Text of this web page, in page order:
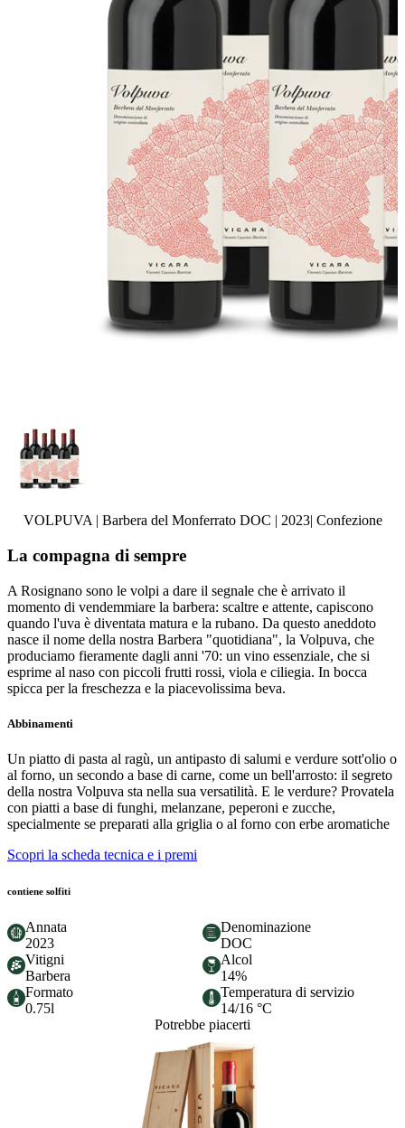
VOLPUVA | Barbera del Monferrato DOC | 2023| Confezione
La compagna di sempre
A Rosignano sono le volpi a dare il segnale che è arrivato il
momento di vendemmiare la barbera: scaltre e attente, capiscono
quando l'uva è diventata matura e la rubano. Da questo aneddoto
nasce il nome della nostra Barbera "quotidiana", la Volpuva, che
produciamo fieramente dagli anni '70: un vino essenziale, che si
esprime al naso con piccoli frutti rossi, viola e ciliegia. In bocca
spicca per la freschezza e la piacevolissima beva.
Abbinamenti
Un piatto di pasta al ragù, un antipasto di salumi e verdure sott'olio o
al forno, un secondo a base di carne, come un bell'arrosto: il segreto
della nostra Volpuva sta nella sua versatilità. E le verdure? Provatela
con piatti a base di funghi, melanzane, peperoni e zucche,
specialmente se preparati alla griglia o al forno con erbe aromatiche
Scopri la scheda tecnica e i premi
contiene solfiti
Annata
2023
Denominazione
DOC
Vitigni
Barbera
Alcol
14%
Formato
0.75l
Temperatura di servizio
14/16 °C
Potrebbe piacerti